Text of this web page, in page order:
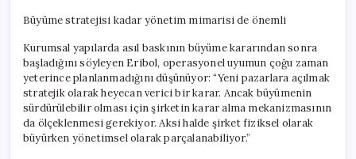
Büyüme stratejisi kadar yönetim mimarisi de önemli
Kurumsal yapılarda asıl baskının büyüme kararından sonra
başladığını söyleyen Eribol, operasyonel uyumun çoğu zaman
yeterince planlanmadığını düşünüyor: “Yeni pazarlara açılmak
stratejik olarak heyecan verici bir karar. Ancak büyümenin
sürdürülebilir olması için şirketin karar alma mekanizmasının
da ölçeklenmesi gerekiyor. Aksi halde şirket fiziksel olarak
büyürken yönetimsel olarak parçalanabiliyor.”